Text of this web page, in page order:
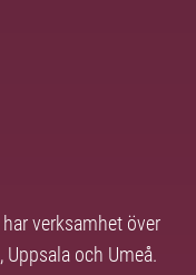
verksamhet över
Uppsala och Umeå.